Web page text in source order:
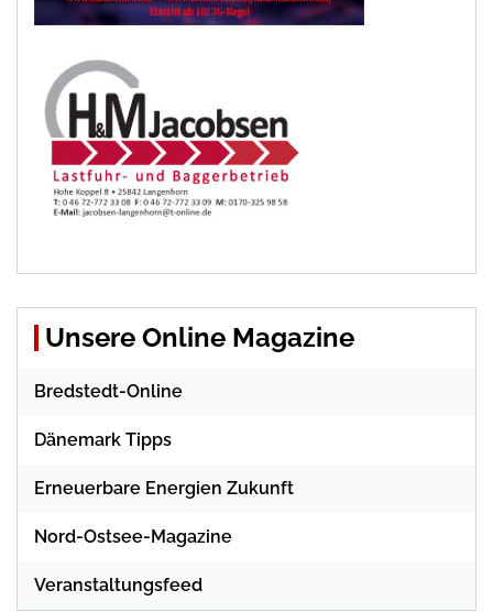
Unsere Online Magazine
Bredstedt-Online
Dänemark Tipps
Erneuerbare Energien Zukunft
Nord-Ostsee-Magazine
Veranstaltungsfeed